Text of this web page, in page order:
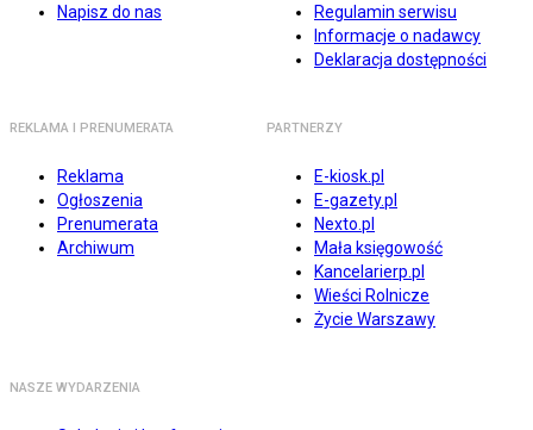
Napisz do nas
Regulamin serwisu
Informacje o nadawcy
Deklaracja dostępności
REKLAMA I PRENUMERATA
Reklama
Ogłoszenia
Prenumerata
Archiwum
PARTNERZY
E-kiosk.pl
E-gazety.pl
Nexto.pl
Mała księgowość
Kancelarierp.pl
Wieści Rolnicze
Życie Warszawy
NASZE WYDARZENIA